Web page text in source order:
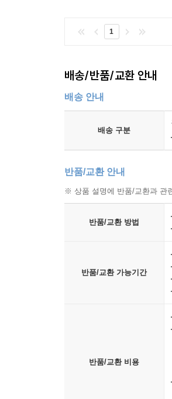
1
배송/반품/교환 안내
배송 안내
배송 구분
반품/교환 안내
※ 상품 설명에 반품/교환과 관
반품/교환 방법
반품/교환 가능기간
반품/교환 비용